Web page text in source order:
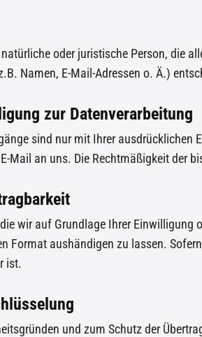
oder juristische Person, die
Namen, E-Mail-Adressen o. Ä.)
zur Datenverarbeitung
sind nur mit Ihrer
Mail an uns. Die Rechtmäßigkeit der
wir auf Grundlage Ihrer
Format aushändigen zu lassen.
ist.
und zum Schutz der